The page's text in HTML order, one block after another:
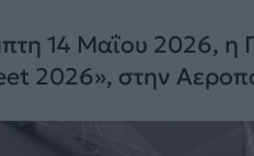
14 Μαΐου 2026, η
2026», στην